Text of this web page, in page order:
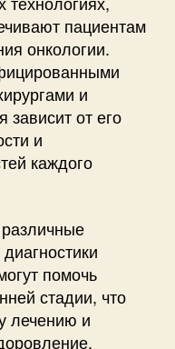
пациентам
онкологии.
и
зависит от его
и
каждого
помочь
стадии, что
лечению и